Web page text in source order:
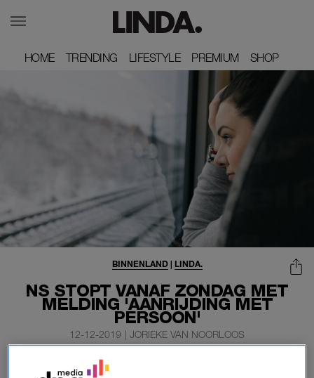
HOME
HOME TRENDING
TRENDING LIFESTYLE
LIFESTYLE PREMIUM
PREMIUM SHOP
SHOP
NS STOPT VANAF ZONDAG MET
MELDING 'AANRIJDING MET
PERSOON'
BINNENLAND| LINDA.
12-12-2019 | JORIEKE VAN NOORLOOS
De NS gaat voorzichtiger om met meldingen over